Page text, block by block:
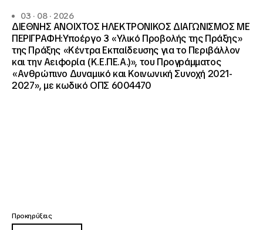
03 · 08 · 2026
ΔΙΕΘΝΗΣ ΑΝΟΙΧΤΟΣ ΗΛΕΚΤΡΟΝΙΚΟΣ ΔΙΑΓΩΝΙΣΜΟΣ ΜΕ
ΠΕΡΙΓΡΑΦΗ:Υποέργο 3 «Υλικό Προβολής της Πράξης»
της Πράξης «Κέντρα Εκπαίδευσης για το Περιβάλλον
και την Αειφορία (Κ.Ε.ΠΕ.Α.)», του Προγράμματος
«Ανθρώπινο Δυναμικό και Κοινωνική Συνοχή 2021-
2027», με κωδικό ΟΠΣ 6004470
Προκηρύξεις